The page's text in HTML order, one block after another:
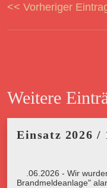
<< Vorheriger
Weitere
Einsatz 2026 /
26.06.2026 - Wir
Brandmeldeanlage"